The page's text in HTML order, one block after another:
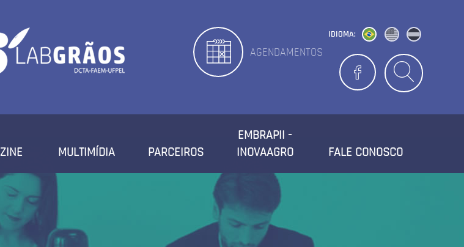
AGENDAMENTOS
IDIOMA:
MULTIMÍDIA
NOTÍCIAS
PARCEIROS
EMBRAPII -
INOVAAGRO
FALE CONOSCO